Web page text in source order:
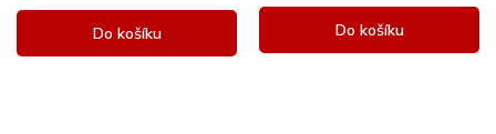
Do košíku Do košíku